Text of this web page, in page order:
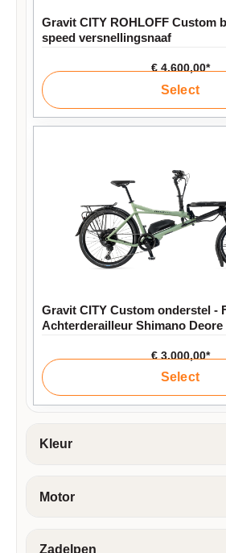
Gravit CITY ROHLOFF Custom
speed versnellingsnaaf
€ 4.600,00*
Select
Gravit CITY Custom onderstel -
Achterderailleur Shimano Deore
€ 3.000,00*
Select
Kleur
Motor
Zadelpen